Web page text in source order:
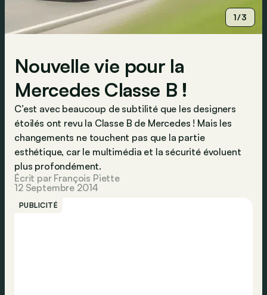
1/3
Nouvelle vie pour la
Mercedes Classe B !
C’est avec beaucoup de subtilité que les designers
étoilés ont revu la Classe B de Mercedes ! Mais les
changements ne touchent pas que la partie
esthétique, car le multimédia et la sécurité évoluent
plus profondément.
Écrit par François Piette
12 Septembre 2014
PUBLICITÉ